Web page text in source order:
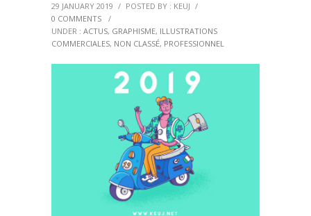
29 JANUARY 2019 / POSTED BY : KEUJ /
0 COMMENTS
/
UNDER : ACTUS, GRAPHISME, ILLUSTRATIONS
COMMERCIALES, NON CLASSÉ, PROFESSIONNEL